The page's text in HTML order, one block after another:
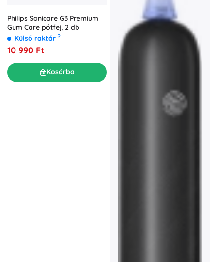
Philips Sonicare G3 Premium
Gum Care pótfej, 2 db
Külső raktár ?
10 990 Ft
Kosárba